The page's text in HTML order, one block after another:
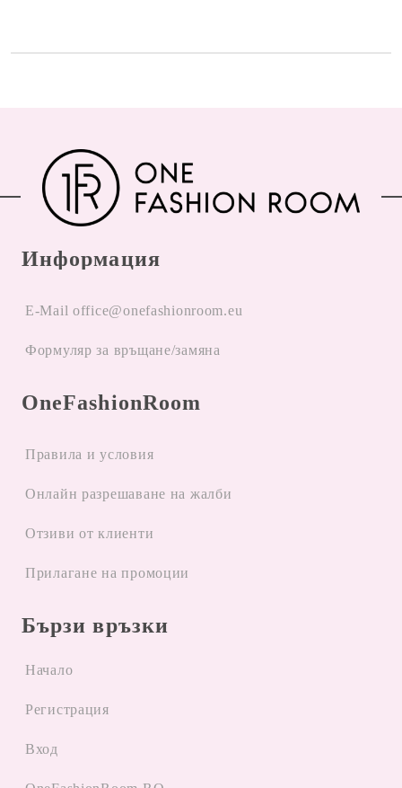
Информация
E-Mail office@onefashionroom.eu
Формуляр за връщане/замяна
OneFashionRoom
Правила и условия
Oнлайн разрешаване на жалби
Отзиви от клиенти
Прилагане на промоции
Бързи връзки
Начало
Регистрация
Вход